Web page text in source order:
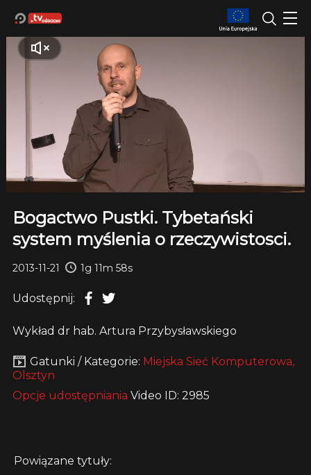
Bogactwo Pustki. Tybetański
system myślenia o rzeczywistosci.
2013-11-21 1g 11m 58s
Udostępnij:
Wykład dr hab. Artura Przybysławskiego
Gatunki / Kategorie: Miejska Sieć Komputerowa,
Olsztyn
Opcje udostępniania Video ID: 2985
Powiązane tytuły: